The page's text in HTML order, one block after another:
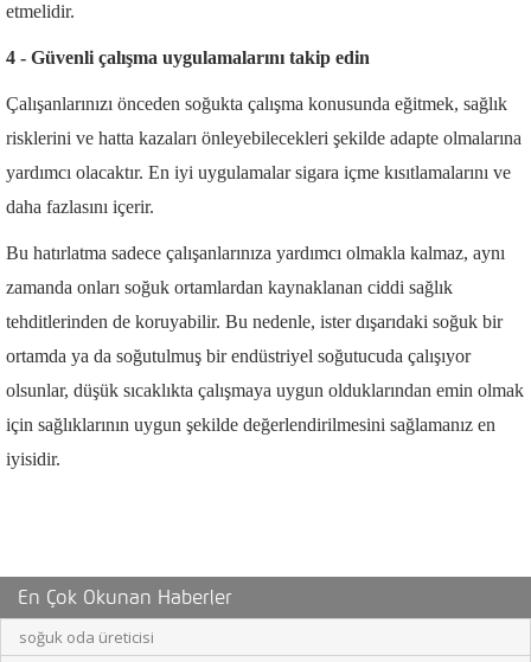
etmelidir.
4 - Güvenli çalışma uygulamalarını takip edin
Çalışanlarınızı önceden soğukta çalışma konusunda eğitmek, sağlık
risklerini ve hatta kazaları önleyebilecekleri şekilde adapte olmalarına
yardımcı olacaktır. En iyi uygulamalar sigara içme kısıtlamalarını ve
daha fazlasını içerir.
Bu hatırlatma sadece çalışanlarınıza yardımcı olmakla kalmaz, aynı
zamanda onları soğuk ortamlardan kaynaklanan ciddi sağlık
tehditlerinden de koruyabilir. Bu nedenle, ister dışarıdaki soğuk bir
ortamda ya da soğutulmuş bir endüstriyel soğutucuda çalışıyor
olsunlar, düşük sıcaklıkta çalışmaya uygun olduklarından emin olmak
için sağlıklarının uygun şekilde değerlendirilmesini sağlamanız en
iyisidir.
En Çok Okunan Haberler
soğuk oda üreticisi